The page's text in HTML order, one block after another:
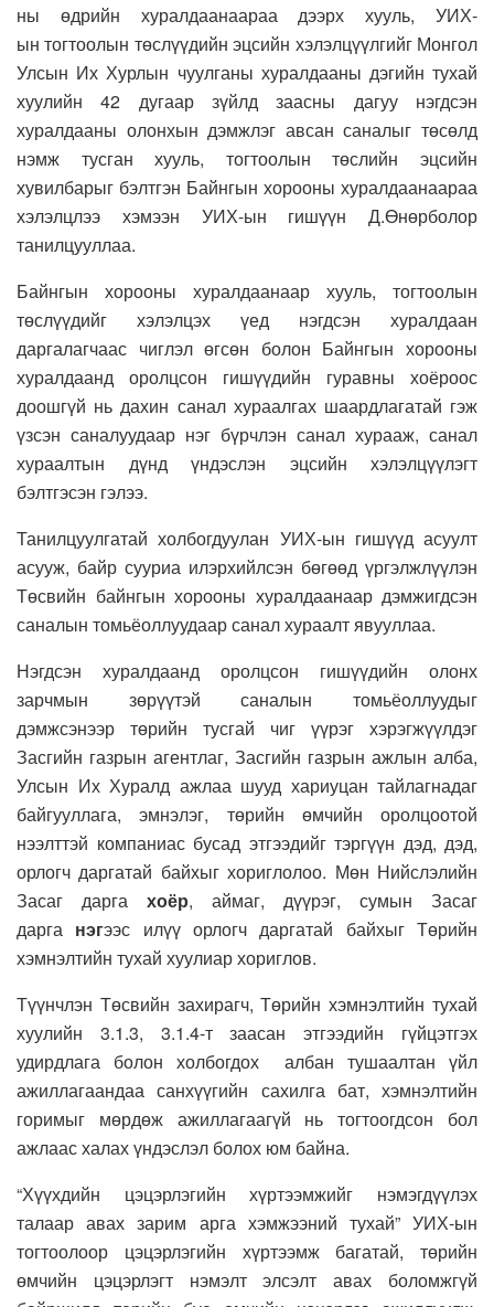
ны өдрийн хуралдаанаараа дээрх хууль, УИХ-
ын тогтоолын төслүүдийн эцсийн хэлэлцүүлгийг Монгол
Улсын Их Хурлын чуулганы хуралдааны дэгийн тухай
хуулийн 42 дугаар зүйлд заасны дагуу нэгдсэн
хуралдааны олонхын дэмжлэг авсан саналыг төсөлд
нэмж тусган хууль, тогтоолын төслийн эцсийн
хувилбарыг бэлтгэн Байнгын хорооны хуралдаанаараа
хэлэлцлээ хэмээн УИХ-ын гишүүн Д.Өнөрболор
танилцууллаа.
Байнгын хорооны хуралдаанаар хууль, тогтоолын
төслүүдийг хэлэлцэх үед нэгдсэн хуралдаан
даргалагчаас чиглэл өгсөн болон Байнгын хорооны
хуралдаанд оролцсон гишүүдийн гуравны хоёроос
доошгүй нь дахин санал хураалгах шаардлагатай гэж
үзсэн саналуудаар нэг бүрчлэн санал хурааж, санал
хураалтын дүнд үндэслэн эцсийн хэлэлцүүлэгт
бэлтгэсэн гэлээ.
Танилцуулгатай холбогдуулан УИХ-ын гишүүд асуулт
асууж, байр сууриа илэрхийлсэн бөгөөд үргэлжлүүлэн
Төсвийн байнгын хорооны хуралдаанаар дэмжигдсэн
саналын томьёоллуудаар санал хураалт явууллаа.
Нэгдсэн хуралдаанд оролцсон гишүүдийн олонх
зарчмын зөрүүтэй саналын томьёоллуудыг
дэмжсэнээр төрийн тусгай чиг үүрэг хэрэгжүүлдэг
Засгийн газрын агентлаг, Засгийн газрын ажлын алба,
Улсын Их Хуралд ажлаа шууд хариуцан тайлагнадаг
байгууллага, эмнэлэг, төрийн өмчийн оролцоотой
нээлттэй компаниас бусад этгээдийг тэргүүн дэд, дэд,
орлогч даргатай байхыг хориглолоо. Мөн Нийслэлийн
Засаг дарга хоёр, аймаг, дүүрэг, сумын Засаг
дарга нэгээс илүү орлогч даргатай байхыг Төрийн
хэмнэлтийн тухай хуулиар хориглов.
Түүнчлэн Төсвийн захирагч, Төрийн хэмнэлтийн тухай
хуулийн 3.1.3, 3.1.4-т заасан этгээдийн гүйцэтгэх
удирдлага болон холбогдох албан тушаалтан үйл
ажиллагаандаа санхүүгийн сахилга бат, хэмнэлтийн
горимыг мөрдөж ажиллагаагүй нь тогтоогдсон бол
ажлаас халах үндэслэл болох юм байна.
“Хүүхдийн цэцэрлэгийн хүртээмжийг нэмэгдүүлэх
талаар авах зарим арга хэмжээний тухай” УИХ-ын
тогтоолоор цэцэрлэгийн хүртээмж багатай, төрийн
өмчийн цэцэрлэгт нэмэлт элсэлт авах боломжгүй